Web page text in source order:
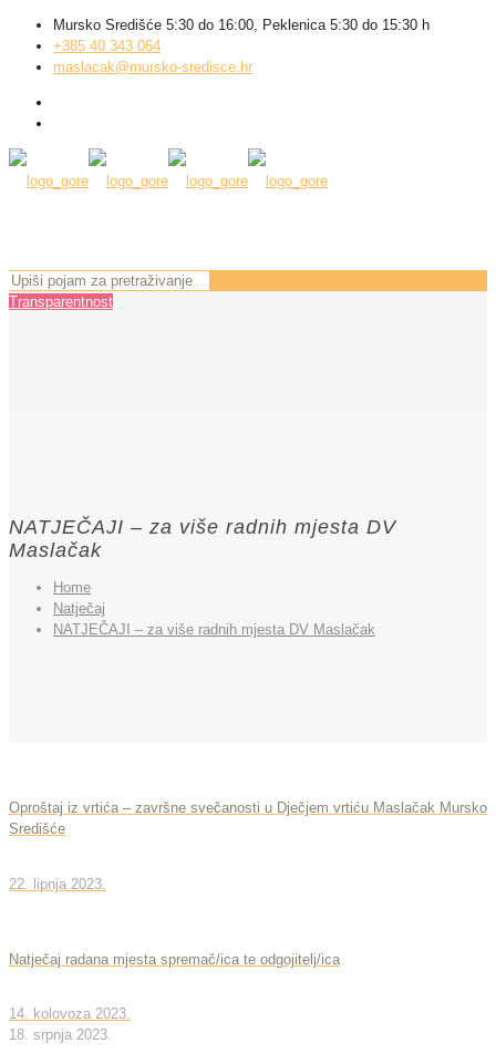
Mursko Središće 5:30 do 16:00, Peklenica 5:30 do 15:30 h
+385 40 343 064
maslacak@mursko-sredisce.hr
Transparentnost
NATJEČAJI – za više radnih mjesta DV
Maslačak
Home
Natječaj
NATJEČAJI – za više radnih mjesta DV Maslačak
Oproštaj iz vrtića – završne svečanosti u Dječjem vrtiću Maslačak Mursko
Središće
22. lipnja 2023.
Natječaj radana mjesta spremač/ica te odgojitelj/ica
14. kolovoza 2023.
18. srpnja 2023.